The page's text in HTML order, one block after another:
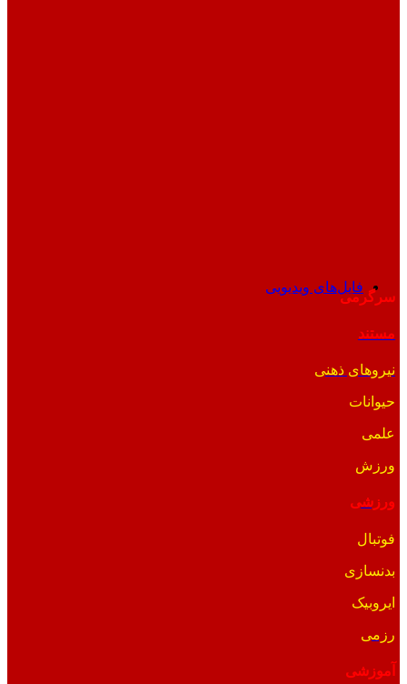
فایل‌های ویدیویی
سرگرمی
مستند
نیروهای ذهنی
حیوانات
علمی
ورزش
ورزشی
فوتبال
بدنسازی
ایروبیک
رزمی
آموزشی